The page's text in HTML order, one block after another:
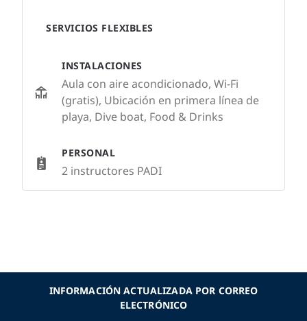
SERVICIOS FLEXIBLES
INSTALACIONES
Aula con aire acondicionado, Wi-Fi
(gratis), Ubicación en primera línea de
playa, Dive boat, Food & Drinks
PERSONAL
2 instructores PADI
INFORMACIÓN ACTUALIZADA POR CORREO
ELECTRÓNICO